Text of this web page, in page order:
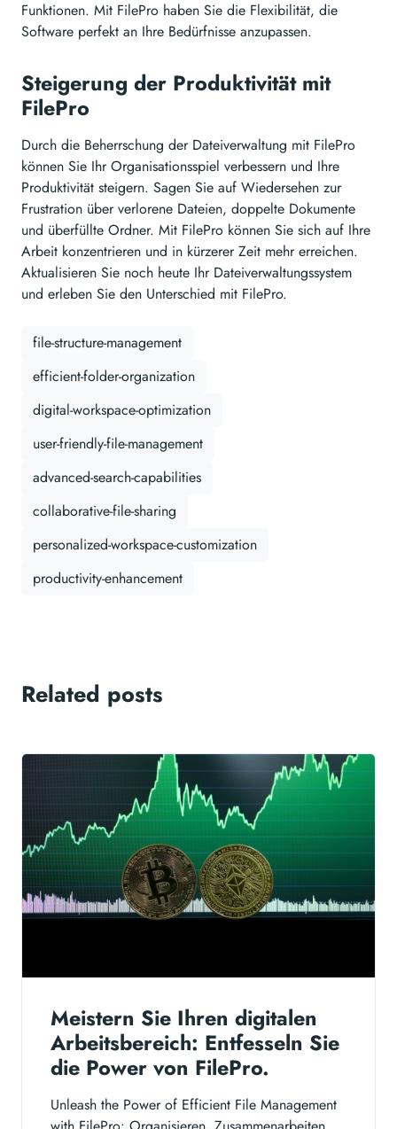
Funktionen. Mit FilePro haben Sie die Flexibilität, die
Software perfekt an Ihre Bedürfnisse anzupassen.
Steigerung der Produktivität mit
FilePro
Durch die Beherrschung der Dateiverwaltung mit FilePro
können Sie Ihr Organisationsspiel verbessern und Ihre
Produktivität steigern. Sagen Sie auf Wiedersehen zur
Frustration über verlorene Dateien, doppelte Dokumente
und überfüllte Ordner. Mit FilePro können Sie sich auf Ihre
Arbeit konzentrieren und in kürzerer Zeit mehr erreichen.
Aktualisieren Sie noch heute Ihr Dateiverwaltungssystem
und erleben Sie den Unterschied mit FilePro.
file-structure-management
efficient-folder-organization
digital-workspace-optimization
user-friendly-file-management
advanced-search-capabilities
collaborative-file-sharing
personalized-workspace-customization
productivity-enhancement
Related posts
Meistern Sie Ihren digitalen
Arbeitsbereich: Entfesseln Sie
die Power von FilePro.
Unleash the Power of Efficient File Management